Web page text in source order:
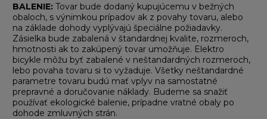
BALENIE:Tovar bude dodaný kupujúcemu v bežných
obaloch, s výnimkou prípadov ak z povahy tovaru, alebo
na základe dohody vyplývajú špeciálne požiadavky.
Zásielka bude zabalená v štandardnej kvalite, rozmeroch,
hmotnosti ak to zakúpený tovar umožňuje. Elektro
bicykle môžu byť zabalené v neštandardných rozmeroch,
lebo povaha tovaru si to vyžaduje. Všetky neštandardné
parametre tovaru budú mať vplyv na samostatné
prepravné a doručovanie náklady. Budeme sa snažiť
používať ekologické balenie, prípadne vratné obaly po
dohode zmluvných strán.